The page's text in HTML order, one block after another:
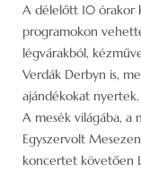
A délelőtt 10 órakor
programokon
légvárakból,
Verdák Derbyn is,
ajándékokat nyertek.
A mesék világába, a
Egyszervolt
koncertet követően